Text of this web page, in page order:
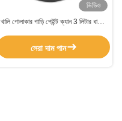
ভিডিও
খালি গোলাকার গাড়ি পেইন্ট ক্যান 3 লিটার ধাতব
সেরা দাম পান